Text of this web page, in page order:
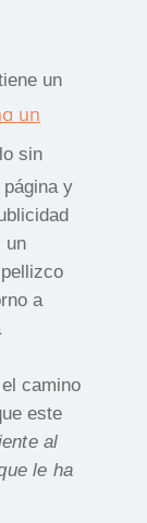
un
un
sin
y
un
a
camino
este
al
le ha